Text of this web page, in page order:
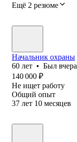
Ещё 2 резюме
Начальник охраны
60 лет • Был вчера
140 000 ₽
Не ищет работу
Общий опыт
37 лет 10 месяцев